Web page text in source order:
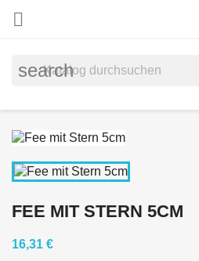

search
FEE MIT STERN 5CM
16,31 €